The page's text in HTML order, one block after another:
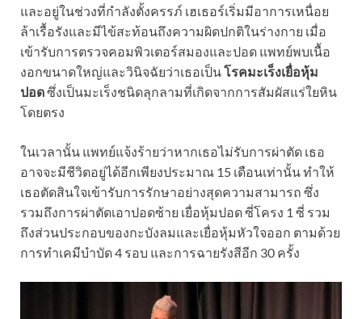
และอยู่ในช่วงที่กำลังตั้งครรภ์ เฮเธอร์เริ่มมีอาการเหนื่อย
ล้าเรื้อรังและมีไข้สะท้อนถึงความผิดปกติในร่างกาย เมื่อ
เข้ารับการตรวจคอมพิวเตอร์สมองและปอด แพทย์พบเนื้อ
งอกขนาดใหญ่และวินิจฉัยว่าเธอเป็นโรคมะเร็งเยื่อหุ้ม
ปอดซึ่งเป็นมะเร็งชนิดลุกลามที่เกิดจากการสัมผัสแร่ใยหิน
โดยตรง
ในเวลานั้น แพทย์แจ้งร้ายว่าหากเธอไม่รับการผ่าตัด เธอ
อาจจะมีชีวิตอยู่ได้อีกเพียงประมาณ 15 เดือนเท่านั้น ทำให้
เธอตัดสินใจเข้ารับการรักษาอย่างสุดความสามารถ ซึ่ง
รวมถึงการผ่าตัดเอาปอดซ้าย เยื่อหุ้มปอด ซี่โครง 1 ซี่ รวม
ถึงส่วนประกอบของกะบังลมและเยื่อหุ้มหัวใจออก ตามด้วย
การทำเคมีบำบัด 4 รอบ และการฉายรังสีอีก 30 ครั้ง